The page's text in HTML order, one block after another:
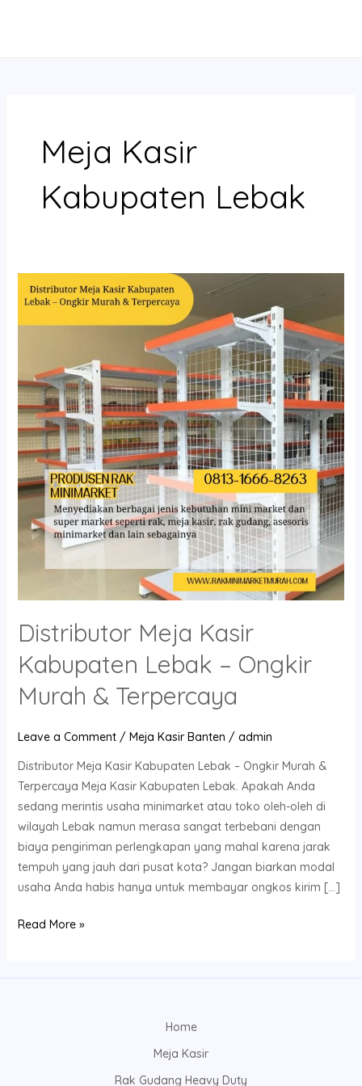
Meja Kasir
Kabupaten Lebak
Distributor Meja Kasir
Kabupaten Lebak – Ongkir
Murah & Terpercaya
Leave a Comment / Meja Kasir Banten / admin
Distributor Meja Kasir Kabupaten Lebak – Ongkir Murah &
Terpercaya Meja Kasir Kabupaten Lebak. Apakah Anda
sedang merintis usaha minimarket atau toko oleh-oleh di
wilayah Lebak namun merasa sangat terbebani dengan
biaya pengiriman perlengkapan yang mahal karena jarak
tempuh yang jauh dari pusat kota? Jangan biarkan modal
usaha Anda habis hanya untuk membayar ongkos kirim […]
Distributor
Meja
Kasir
–
Ongkir
Murah
Terpercaya
Read More »
Home
Meja Kasir
Rak Gudang Heavy Duty